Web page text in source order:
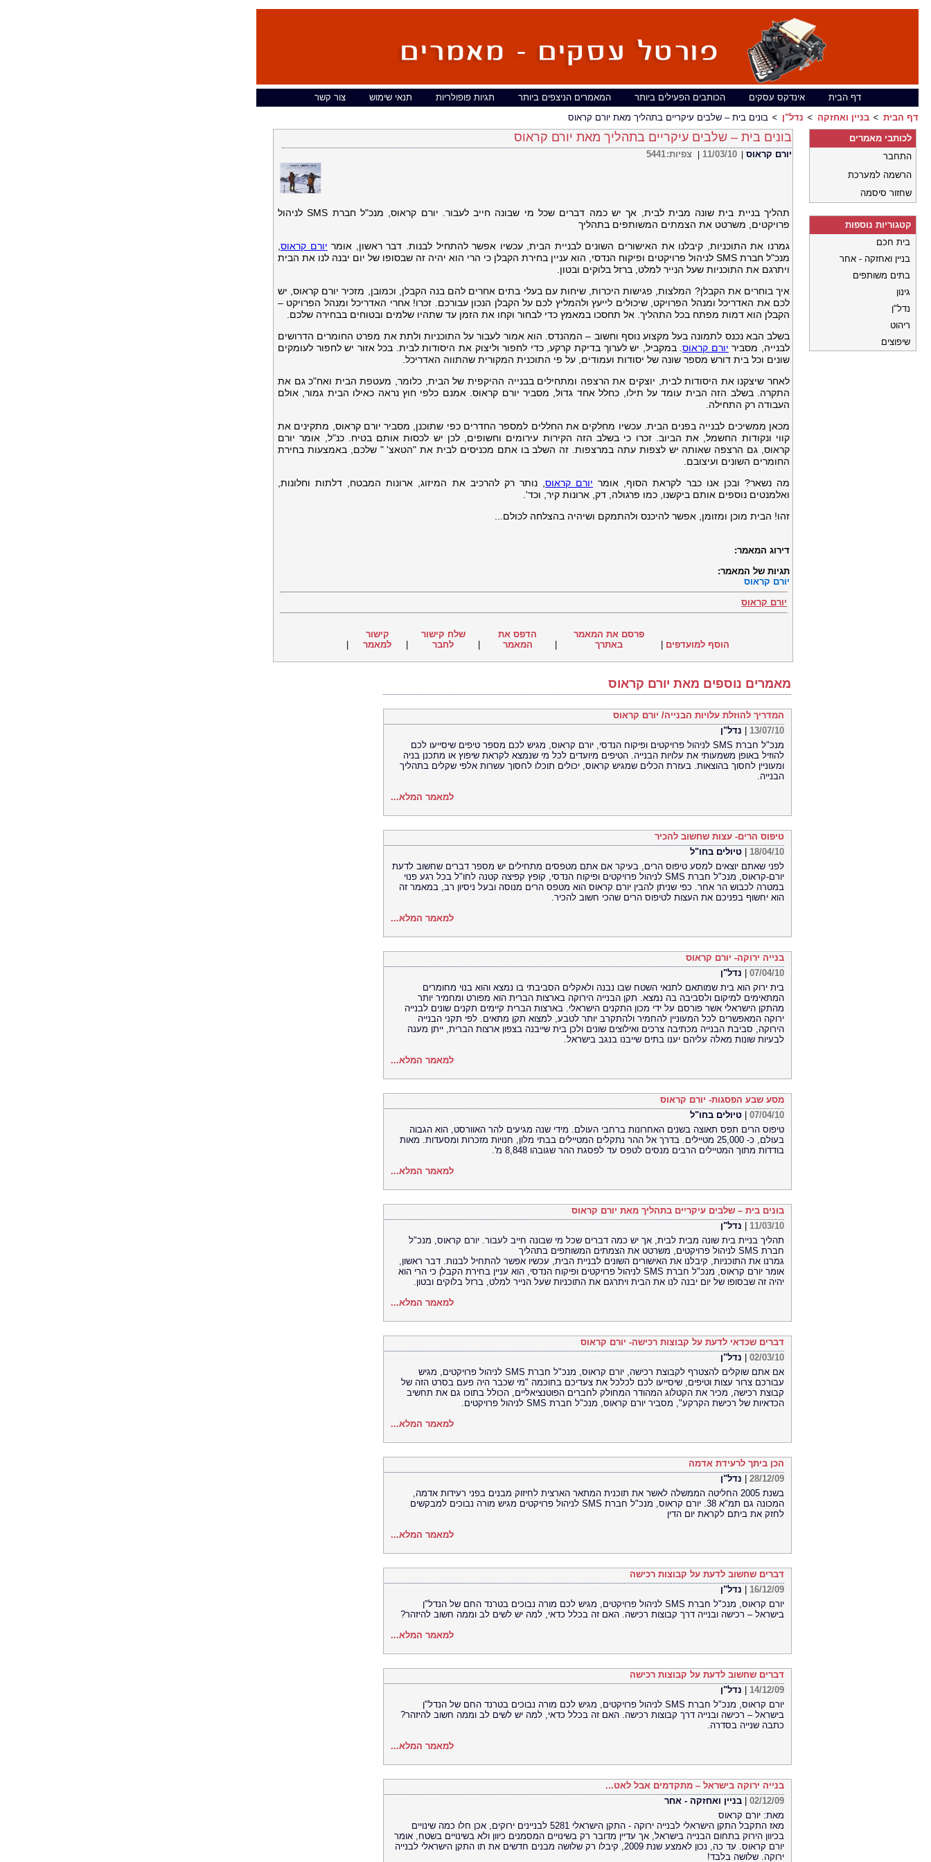
דף הבית אינדקס עסקים הכותבים הפעילים ביותר המאמרים הניצפים ביותר תגיות פופולריות תנאי שימוש
צור קשר
דף הבית
בניין ואחזקה נדל"ן בונים בית – שלבים עיקריים בתהליך מאת יורם קראוס
בונים בית – שלבים עיקריים בתהליך מאת יורם קראוס
יורם קראוס 11/03/10 צפיות:5441
תהליך בניית בית שונה מבית לבית, אך יש כמה דברים שכל מי שבונה חייב לעבור. יורם קראוס, מנכ"ל חברת SMS לניהול
פרויקטים, משרטט את הצמתים המשותפים בתהליך
גמרנו את התוכניות, קיבלנו את האישורים השונים לבניית הבית, עכשיו אפשר להתחיל לבנות. דבר ראשון, אומר יורם קראוס
מנכ"ל חברת SMS לניהול פרויקטים ופיקוח הנדסי, הוא עניין בחירת הקבלן כי הרי הוא יהיה זה שבסופו של יום יבנה לנו את הבית
ויתרגם את התוכניות שעל הנייר למלט, ברזל בלוקים ובטון.
איך בוחרים את הקבלן? המלצות, פגישות היכרות, שיחות עם בעלי בתים אחרים להם בנה הקבלן, וכמובן, מזכיר יורם קראוס, יש
לכם את האדריכל ומנהל הפרויקט, שיכולים לייעץ ולהמליץ לכם על הקבלן הנכון עבורכם. זכרו! אחרי האדריכל ומנהל הפרויקט –
הקבלן הוא דמות מפתח בכל התהליך. אל תחסכו במאמץ כדי לבחור וקחו את הזמן עד שתהיו שלמים ובטוחים בבחירה שלכם.
בשלב הבא נכנס לתמונה בעל מקצוע נוסף וחשוב – המהנדס. הוא אמור לעבור על התוכניות ולתת את מפרט החומרים הדרושים
לבנייה, מסביר יורם קראוס. במקביל, יש לערוך בדיקת קרקע, כדי לחפור וליצוק את היסודות לבית. בכל אזור יש לחפור לעומקים
שונים וכל בית דורש מספר שונה של יסודות ועמודים, על פי התוכנית המקורית שהתווה האדריכל.
לאחר שיצקנו את היסודות לבית, יוצקים את הרצפה ומתחילים בבנייה ההיקפית של הבית, כלומר, מעטפת הבית ואח"כ גם את
התקרה. בשלב הזה הבית עומד על תילו, כחלל אחד גדול, מסביר יורם קראוס. אמנם כלפי חוץ נראה כאילו הבית גמור, אולם
העבודה רק התחילה.
מכאן ממשיכים לבנייה בפנים הבית. עכשיו מחלקים את החללים למספר החדרים כפי שתוכנן, מסביר יורם קראוס, מתקינים את
קווי ונקודות החשמל, את הביוב. זכרו כי בשלב הזה הקירות עירומים וחשופים, לכן יש לכסות אותם בטיח. כנ"ל, אומר יורם
קראוס, גם הרצפה שאותה יש לצפות עתה במרצפות. זה השלב בו אתם מכניסים לבית את "הטאצ' " שלכם, באמצעות בחירת
החומרים השונים ועיצובם.
מה נשאר? ובכן אנו כבר לקראת הסוף, אומר יורם קראוס , נותר רק להרכיב את המיזוג, ארונות המבטח, דלתות וחלונות,
ואלמנטים נוספים אותם ביקשנו, כמו פרגולה, דק, ארונות קיר, וכד'.
זהו! הבית מוכן ומזומן, אפשר להיכנס ולהתמקם ושיהיה בהצלחה לכולם...
דירוג המאמר:
תגיות של המאמר:
יורם קראוס
יורם קראוס
הוסף למועדפים |
פרסם את המאמר
באתרך
|
הדפס את
המאמר
|
שלח קישור
לחבר
|
קישור
למאמר
|
מאמרים נוספים מאת יורם קראוס
המדריך להוזלת עלויות הבנייה/ יורם קראוס
13/07/10
נדל"ן
מנכ"ל חברת SMS לניהול פרויקטים ופיקוח הנדסי, יורם קראוס, מגיש לכם מספר טיפים שיסייעו לכם
להוזיל באופן משמעותי את עלויות הבנייה. הטיפים מיועדים לכל מי שנמצא לקראת שיפוץ או מתכנן בניה
ומעוניין לחסוך בהוצאות. בעזרת הכלים שמגיש קראוס, יכולים תוכלו לחסוך עשרות אלפי שקלים בתהליך
הבנייה.
למאמר המלא...
טיפוס הרים- עצות שחשוב להכיר
18/04/10
טיולים בחו"ל
לפני שאתם יוצאים למסע טיפוס הרים, בעיקר אם אתם מטפסים מתחילים יש מספר דברים שחשוב לדעת
יורם-קראוס, מנכ"ל חברת SMS לניהול פרויקטים ופיקוח הנדסי, קופץ קפיצה קטנה לחו"ל בכל רגע פנוי
במטרה לכבוש הר אחר. כפי שניתן להבין יורם קראוס הוא מטפס הרים מנוסה ובעל ניסיון רב, במאמר זה
הוא יחשוף בפניכם את העצות לטיפוס הרים שהכי חשוב להכיר.
למאמר המלא...
בנייה ירוקה- יורם קראוס
07/04/10
נדל"ן
בית ירוק הוא בית שמותאם לתנאי השטח שבו נבנה ולאקלים הסביבתי בו נמצא והוא בנוי מחומרים
המתאימים למיקום ולסביבה בה נמצא. תקן הבנייה הירוקה בארצות הברית הוא מפורט ומחמיר יותר
מהתקן הישראלי אשר פורסם על ידי מכון התקנים הישראלי. בארצות הברית קיימים תקנים שונים לבנייה
ירוקה המאפשרים לכל המעוניין להחמיר ולהתקרב יותר לטבע, למצוא תקן מתאים. לפי תקני הבנייה
הירוקה, סביבת הבנייה מכתיבה צרכים ואילוצים שונים ולכן בית שייבנה בצפון ארצות הברית, ייתן מענה
לבעיות שונות מאלה עליהם יענו בתים שייבנו בנגב בישראל.
למאמר המלא...
מסע שבע הפסגות- יורם קראוס
07/04/10
טיולים בחו"ל
טיפוס הרים תפס תאוצה בשנים האחרונות ברחבי העולם. מידי שנה מגיעים להר האוורסט, הוא הגבוה
בעולם, כ- 25,000 מטיילים. בדרך אל ההר נתקלים המטיילים בבתי מלון, חנויות מזכרות ומסעדות. מאות
בודדות מתוך המטיילים הרבים מנסים לטפס עד לפסגת ההר שגובהו 8,848 מ'.
למאמר המלא...
בונים בית – שלבים עיקריים בתהליך מאת יורם קראוס
11/03/10
נדל"ן
תהליך בניית בית שונה מבית לבית, אך יש כמה דברים שכל מי שבונה חייב לעבור. יורם קראוס, מנכ"ל
חברת SMS לניהול פרויקטים, משרטט את הצמתים המשותפים בתהליך
גמרנו את התוכניות, קיבלנו את האישורים השונים לבניית הבית, עכשיו אפשר להתחיל לבנות. דבר ראשון,
אומר יורם קראוס, מנכ"ל חברת SMS לניהול פרויקטים ופיקוח הנדסי, הוא עניין בחירת הקבלן כי הרי הוא
יהיה זה שבסופו של יום יבנה לנו את הבית ויתרגם את התוכניות שעל הנייר למלט, ברזל בלוקים ובטון.
למאמר המלא...
דברים שכדאי לדעת על קבוצות רכישה- יורם קראוס
02/03/10
נדל"ן
אם אתם שוקלים להצטרף לקבוצת רכישה, יורם קראוס, מנכ"ל חברת SMS לניהול פרויקטים, מגיש
עבורכם צרור עצות וטיפים, שיסייעו לכם לכלכל את צעדיכם בחוכמה "מי שכבר היה פעם בסרט הזה של
קבוצת רכישה, מכיר את הקטלוג המהודר המחולק לחברים הפוטנציאליים, הכולל בתוכו גם את תחשיב
הכדאיות של רכישת הקרקע", מסביר יורם קראוס, מנכ"ל חברת SMS לניהול פרויקטים.
למאמר המלא...
הכן ביתך לרעידת אדמה
28/12/09
נדל"ן
בשנת 2005 החליטה הממשלה לאשר את תוכנית המתאר הארצית לחיזוק מבנים בפני רעידות אדמה,
המכונה גם תמ"א 38. יורם קראוס, מנכ"ל חברת SMS לניהול פרויקטים מגיש מורה נבוכים למבקשים
לחזק את ביתם לקראת יום הדין
למאמר המלא...
דברים שחשוב לדעת על קבוצות רכישה
16/12/09
נדל"ן
יורם קראוס, מנכ"ל חברת SMS לניהול פרויקטים, מגיש לכם מורה נבוכים בטרנד החם של הנדל"ן
בישראל – רכישה ובנייה דרך קבוצות רכישה. האם זה בכלל כדאי, למה יש לשים לב וממה חשוב להיזהר?
למאמר המלא...
דברים שחשוב לדעת על קבוצות רכישה
14/12/09
נדל"ן
יורם קראוס, מנכ"ל חברת SMS לניהול פרויקטים, מגיש לכם מורה נבוכים בטרנד החם של הנדל"ן
בישראל – רכישה ובנייה דרך קבוצות רכישה. האם זה בכלל כדאי, למה יש לשים לב וממה חשוב להיזהר?
כתבה שנייה בסדרה.
למאמר המלא...
בנייה ירוקה בישראל – מתקדמים אבל לאט...
02/12/09
בניין ואחזקה - אחר
מאת: יורם קראוס
מאז התקבל התקן הישראלי לבנייה ירוקה - התקן הישראלי 5281 לבניינים ירוקים, אכן חלו כמה שינויים
בכיוון הירוק בתחום הבנייה בישראל, אך עדיין מדובר רק בשינויים המסמנים כיוון ולא בשינויים בשטח, אומר
יורם קראוס. עד כה, נכון לאמצע שנת 2009, קיבלו רק שלושה מבנים חדשים את תו התקן הישראלי לבנייה
ירוקה. שלושה בלבד!
לכותבי מאמרים
התחבר
הרשמה למערכת
שחזור סיסמה
קטגוריות נוספות
בית חכם
בניין ואחזקה - אחר
בתים משותפים
גינון
נדל"ן
ריהוט
שיפוצים